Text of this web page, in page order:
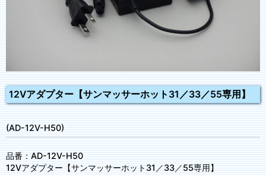
12Vアダプター【サンマッサーホット31／33／55専用】
(AD-12V-H50)
品番：AD-12V-H50
12Vアダプター【サンマッサーホット31／33／55専用】